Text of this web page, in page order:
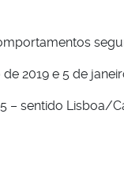
2019 e 5 de
– sentido Lisboa/